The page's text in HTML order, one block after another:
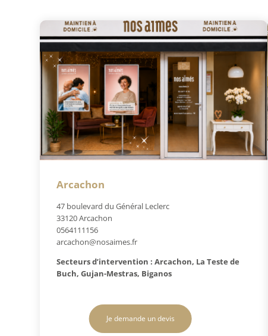
Arcachon
47 boulevard du Général Leclerc
33120 Arcachon
0564111156
arcachon@nosaimes.fr
Secteurs d’intervention : Arcachon, La Teste de
Buch, Gujan-Mestras, Biganos
Je demande un devis